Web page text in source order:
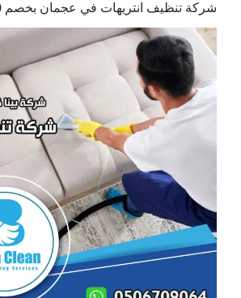
شركة تنظيف انتريهات في عجمان بخصم 30%